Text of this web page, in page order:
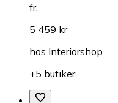
fr.
5 459 kr
hos Interiorshop
+5 butiker